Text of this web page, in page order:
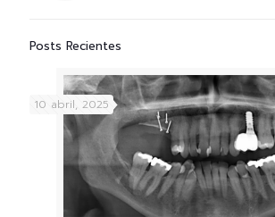
Posts Recientes
10 abril, 2025